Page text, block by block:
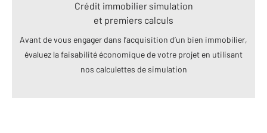
Crédit immobilier simulation
et premiers calculs
Avant de vous engager dans l’acquisition d’un bien immobilier,
évaluez la faisabilité économique de votre projet en utilisant
nos calculettes de simulation